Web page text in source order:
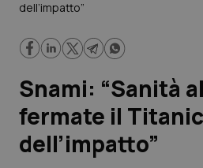
Regioni e Asl
Lavoro e Professioni
Scienza e Farmaci
Studi e Analisi
dell’impatto”
Snami: “Sanità
fermate il
dell’impatto”